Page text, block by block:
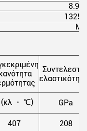
・ ℃) GPa
407 208